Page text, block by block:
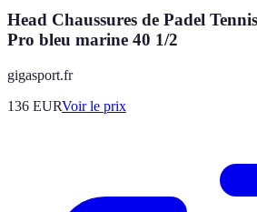
Head Chaussures de Padel
Pro bleu marine 40 1/2
gigasport.fr
136 EURVoir le prix